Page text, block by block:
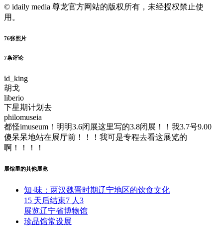
© idaily media 尊龙官方网站的版权所有，未经授权禁止使
用。
76张照片
7条评论
id_king
胡戈
liberio
下星期计划去
philomuseia
都怪imuseum！明明3.6闭展这里写的3.8闭展！！我3.7号9.00
傻呆呆地站在展厅前！！！我可是专程去看这展览的
啊！！！！
展馆里的其他展览
知·味：两汉魏晋时期辽宁地区的饮食文化
15 天后结束7 人 3
展览辽宁省博物馆
珍品馆常设展